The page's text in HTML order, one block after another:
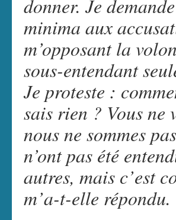
donner. Je
minima aux
m’opposant la
sous-entendant
Je proteste :
sais rien ? Vous ne
nous ne sommes
n’ont pas été
autres, mais c’est
m’a-t-elle répondu.